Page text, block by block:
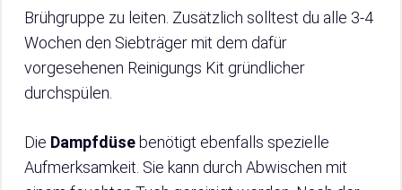
Brühgruppe zu leiten. Zusätzlich solltest du alle 3-4
Wochen den Siebträger mit dem dafür
vorgesehenen Reinigungs Kit gründlicher
durchspülen.
Die Dampfdüsebenötigt ebenfalls spezielle
Aufmerksamkeit. Sie kann durch Abwischen mit